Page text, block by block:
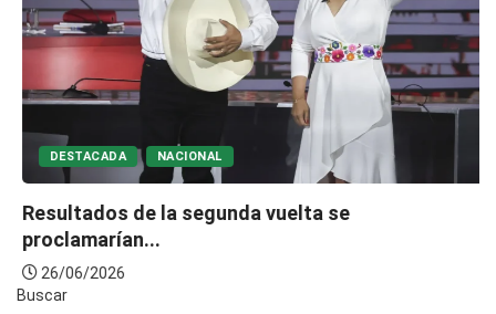
DESTACADA NACIONAL
Resultados de la segunda vuelta se
proclamarían...
26/06/2026
Buscar